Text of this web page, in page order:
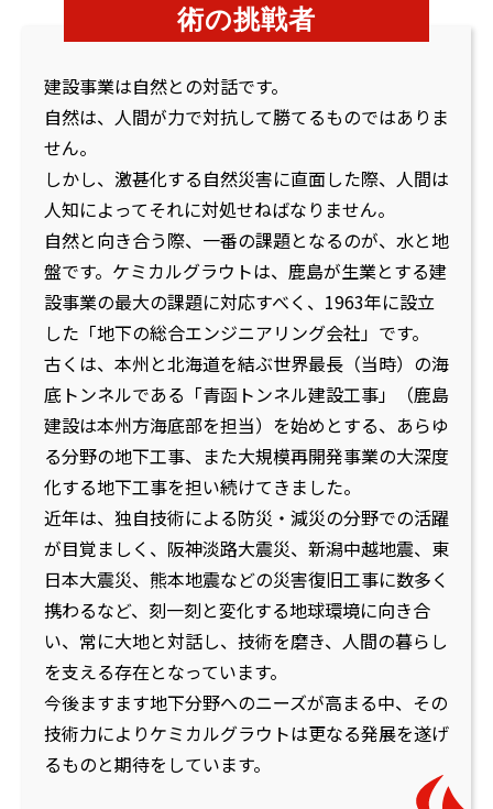
術の挑戦者
建設事業は自然との対話です。
自然は、人間が力で対抗して勝てるものではありま
せん。
しかし、激甚化する自然災害に直面した際、人間は
人知によってそれに対処せねばなりません。
自然と向き合う際、一番の課題となるのが、水と地
盤です。ケミカルグラウトは、鹿島が生業とする建
設事業の最大の課題に対応すべく、1963年に設立
した「地下の総合エンジニアリング会社」です。
古くは、本州と北海道を結ぶ世界最長（当時）の海
底トンネルである「青函トンネル建設工事」（鹿島
建設は本州方海底部を担当）を始めとする、あらゆ
る分野の地下工事、また大規模再開発事業の大深度
化する地下工事を担い続けてきました。
近年は、独自技術による防災・減災の分野での活躍
が目覚ましく、阪神淡路大震災、新潟中越地震、東
日本大震災、熊本地震などの災害復旧工事に数多く
携わるなど、刻一刻と変化する地球環境に向き合
い、常に大地と対話し、技術を磨き、人間の暮らし
を支える存在となっています。
今後ますます地下分野へのニーズが高まる中、その
技術力によりケミカルグラウトは更なる発展を遂げ
るものと期待をしています。